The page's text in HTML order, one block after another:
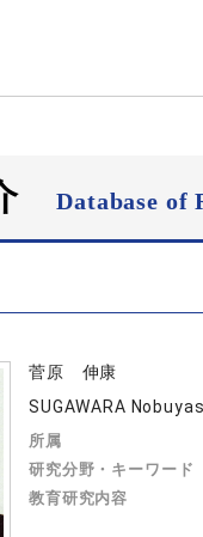
介Database of
菅原 伸康
SUGAWARA
所属
研究分野・キーワード
教育研究内容